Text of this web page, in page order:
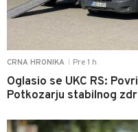
CRNA HRONIKA Pre 1 h
Oglasio se UKC RS:
Potkozarju stabilnog